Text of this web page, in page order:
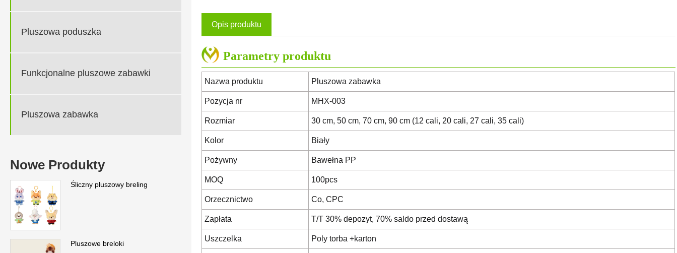
Pluszowa poduszka
Funkcjonalne pluszowe zabawki
Pluszowa zabawka
Nowe Produkty
Śliczny pluszowy breling
Pluszowe breloki
Opis produktu
Parametry produktu
Nazwa produktu Pluszowa zabawka
Pozycja nr MHX-003
Rozmiar 30 cm, 50 cm, 70 cm, 90 cm (12 cali, 20 cali, 27 cali, 35 cali)
Kolor Biały
Pożywny Bawełna PP
MOQ 100pcs
Orzecznictwo Co, CPC
Zapłata T/T 30% depozyt, 70% saldo przed dostawą
Uszczelka Poly torba +karton